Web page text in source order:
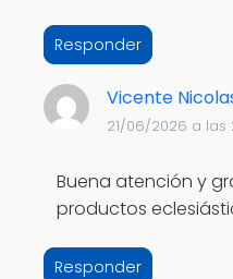
Responder
Vicente
21/06/2026 a las
Buena atención y
productos
Responder